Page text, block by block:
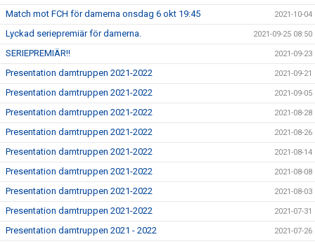
Match mot FCH för damerna onsdag 6 okt 19:45 2021-10-04
Lyckad seriepremiär för damerna. 2021-09-25 08:50
SERIEPREMIÄR!! 2021-09-23
Presentation damtruppen 2021-2022 2021-09-21
Presentation damtruppen 2021-2022 2021-09-05
Presentation damtruppen 2021-2022 2021-08-28
Presentation damtruppen 2021-2022 2021-08-26
Presentation damtruppen 2021-2022 2021-08-14
Presentation damtruppen 2021-2022 2021-08-08
Presentation damtruppen 2021-2022 2021-08-03
Presentation damtruppen 2021-2022 2021-07-31
Presentation damtruppen 2021 - 2022 2021-07-26